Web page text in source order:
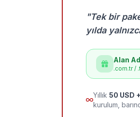
"Tek bir
yılda
Alan
.com.tr /
Yıllık 50 USD
kurulum,